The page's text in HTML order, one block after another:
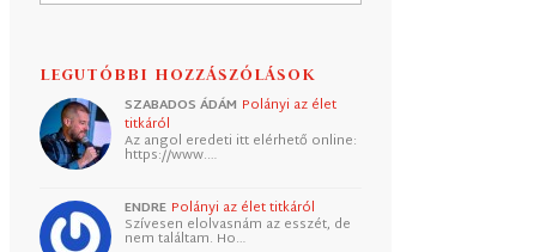
LEGUTÓBBI HOZZÁSZÓLÁSOK
SZABADOS ÁDÁM Polányi az élet
titkáról
Az angol eredeti itt elérhető online:
https://www.…
ENDRE Polányi az élet titkáról
Szívesen elolvasnám az esszét, de
nem találtam. Ho…